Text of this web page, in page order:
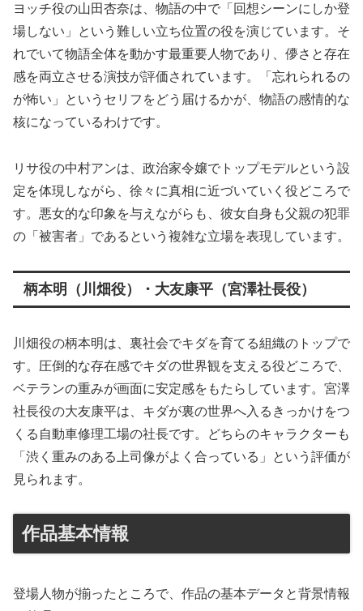
ヨッチ役の山田杏奈は、物語の中で「回想シーンにしか登
場しない」という難しい立ち位置の役を演じています。そ
れでいて物語全体を動かす最重要人物であり、儚さと存在
感を両立させる演技が評価されています。「忘れられるの
が怖い」というセリフをどう届けるかが、物語の感情的な
核になっているわけです。
リサ役の中村アンは、政治家令嬢でトップモデルという設
定を体現しながら、徐々に真相に近づいていく役どころで
す。悪女的な印象を与えながらも、彼女自身も父親の犯罪
の「被害者」であるという複雑な立場を表現しています。
柄本明（川畑役）・大友康平（宮澤社長役）
川畑役の柄本明は、裏社会でキダを育てる組織のトップで
す。圧倒的な存在感でキダの世界観を支える役どころで、
ベテランの重みが画面に安定感をもたらしています。宮澤
社長役の大友康平は、キダが裏の世界へ入るきっかけをつ
くる自動車修理工場の社長です。どちらのキャラクターも
「渋く重みのある上司像がよく合っている」という評価が
見られます。
作品基本情報
登場人物が揃ったところで、作品の基本データと背景情報